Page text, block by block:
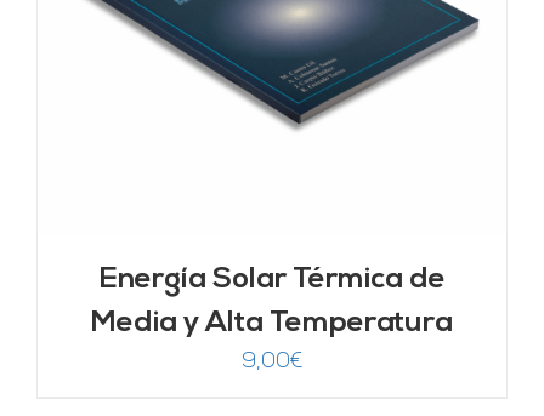
Energía Solar Térmica de
Media y Alta Temperatura
9,00€